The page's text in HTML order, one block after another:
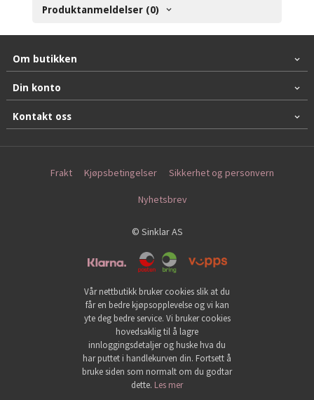
Produktanmeldelser (0)
Om butikken
Din konto
Kontakt oss
Frakt Kjøpsbetingelser Sikkerhet og personvern
Nyhetsbrev
© Sinklar AS
Vår nettbutikk bruker cookies slik at du
får en bedre kjøpsopplevelse og vi kan
yte deg bedre service. Vi bruker cookies
hovedsaklig til å lagre
innloggingsdetaljer og huske hva du
har puttet i handlekurven din. Fortsett å
bruke siden som normalt om du godtar
dette. Les mer